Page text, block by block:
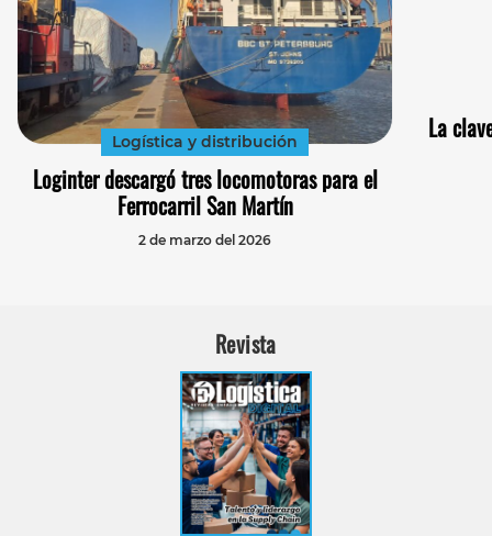
Logística y distribución
Loginter descargó tres locomotoras para el
Ferrocarril San Martín
2 de marzo del 2026
La
Revista